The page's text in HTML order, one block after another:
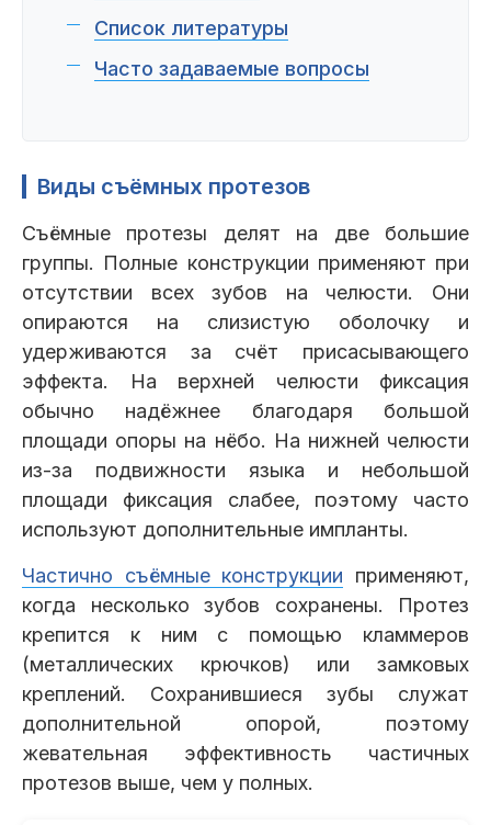
Сотрудники Контакты
Список литературы
Часто задаваемые вопросы
Виды съёмных протезов
Съёмные протезы делят на две большие
группы. Полные конструкции применяют при
отсутствии всех зубов на челюсти. Они
опираются на слизистую оболочку и
удерживаются за счёт присасывающего
эффекта. На верхней челюсти фиксация
обычно надёжнее благодаря большой
площади опоры на нёбо. На нижней челюсти
из-за подвижности языка и небольшой
площади фиксация слабее, поэтому часто
используют дополнительные импланты.
Частично съёмные конструкции применяют,
когда несколько зубов сохранены. Протез
крепится к ним с помощью кламмеров
(металлических крючков) или замковых
креплений. Сохранившиеся зубы служат
дополнительной опорой, поэтому
жевательная эффективность частичных
протезов выше, чем у полных.